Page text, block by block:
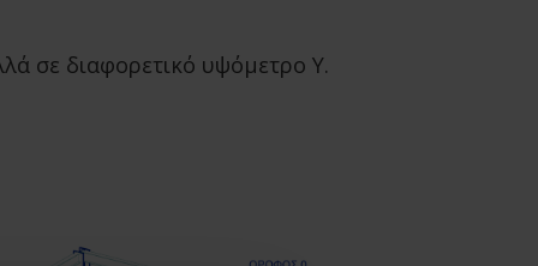
σε διαφορετικό υψόμετρο Y.